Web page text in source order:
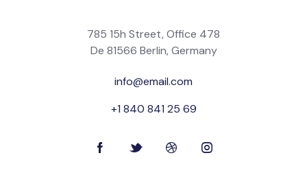
785 15h Street, Office 478
De 81566 Berlin, Germany
info@email.com
+1 840 841 25 69